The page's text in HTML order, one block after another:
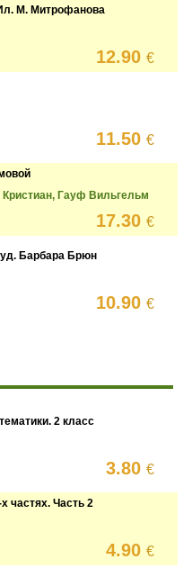
М. Митрофанова
12.90€
11.50€
Гауф Вильгельм
17.30€
Барбара Брюн
10.90€
2 класс
3.80€
частях. Часть 2
4.90€